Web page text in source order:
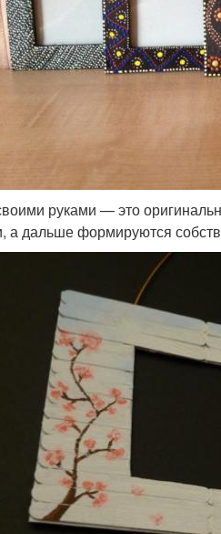
руками — это
а дальше формируются